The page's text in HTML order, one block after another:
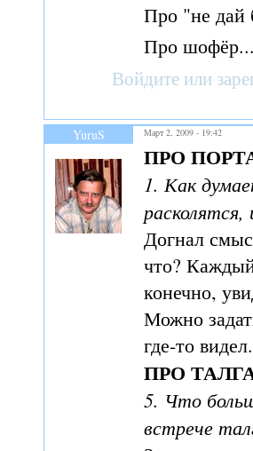
Про "не дай
Про
Войдите или
YuruS Март 2, 2009 - 19:42
ПРО
1. Как
Догнал
что?
конечно,
Можно
где-то видел.
ПРО
5. Что
встрече